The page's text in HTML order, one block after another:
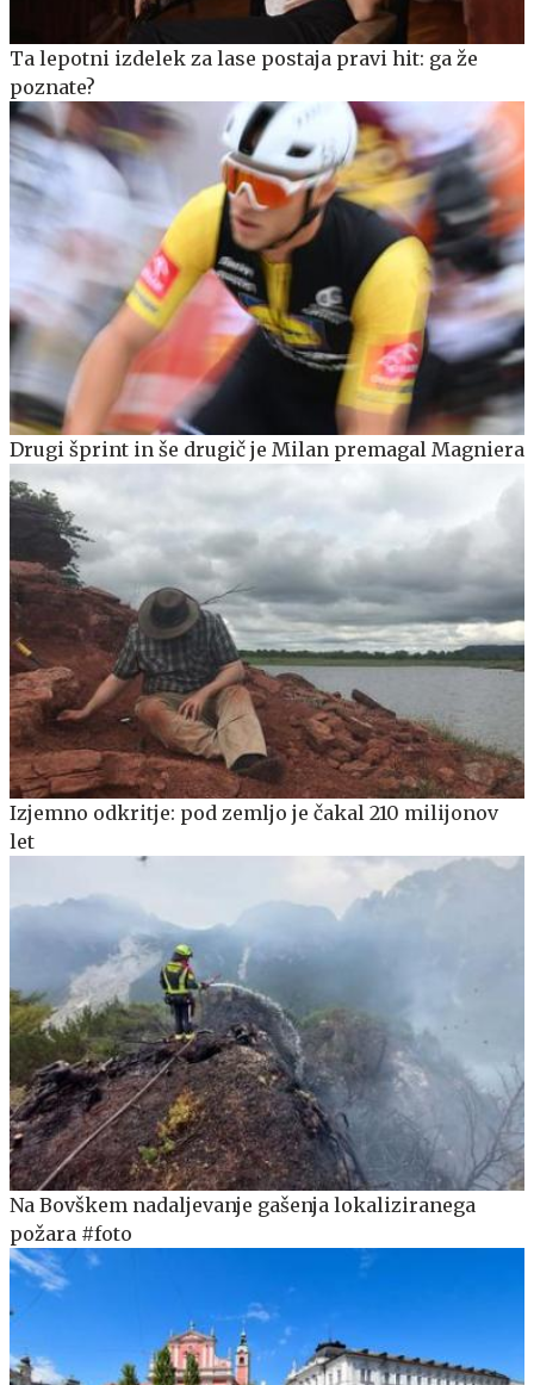
Ta lepotni izdelek za lase postaja pravi hit: ga že
poznate?
Drugi šprint in še drugič je Milan premagal Magniera
Izjemno odkritje: pod zemljo je čakal 210 milijonov
let
Na Bovškem nadaljevanje gašenja lokaliziranega
požara #foto